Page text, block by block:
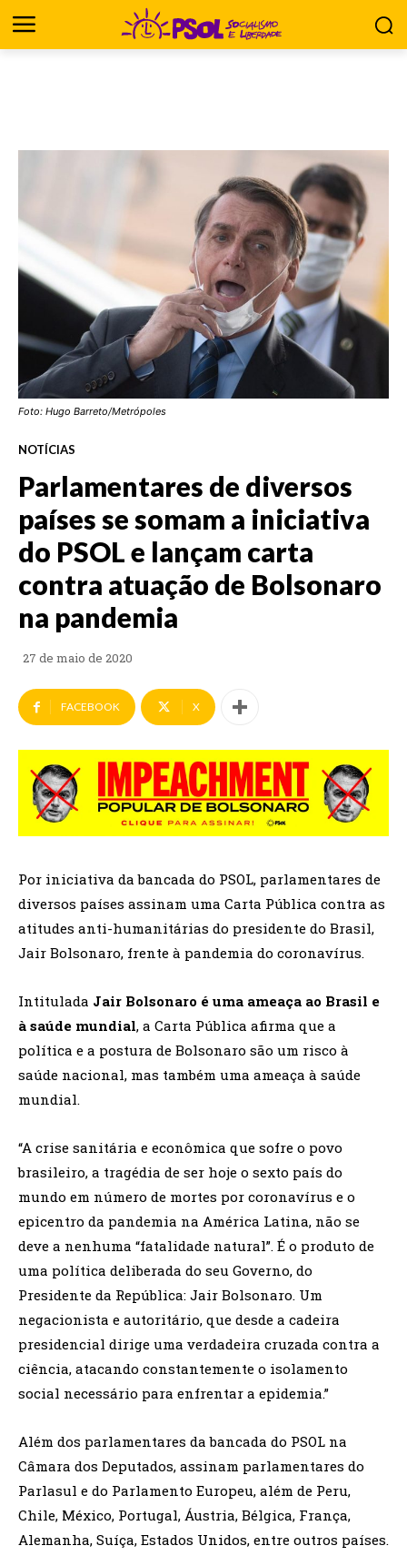
Foto: Hugo Barreto/Metrópoles
NOTÍCIAS
Parlamentares de diversos
países se somam a iniciativa
do PSOL e lançam carta
contra atuação de Bolsonaro
na pandemia
27 de maio de 2020
FACEBOOK X
Por iniciativa da bancada do PSOL, parlamentares de
diversos países assinam uma Carta Pública contra as
atitudes anti-humanitárias do presidente do Brasil,
Jair Bolsonaro, frente à pandemia do coronavírus.
Intitulada Jair Bolsonaro é uma ameaça ao Brasil e
à saúde mundial, a Carta Pública afirma que a
política e a postura de Bolsonaro são um risco à
saúde nacional, mas também uma ameaça à saúde
mundial.
“A crise sanitária e econômica que sofre o povo
brasileiro, a tragédia de ser hoje o sexto país do
mundo em número de mortes por coronavírus e o
epicentro da pandemia na América Latina, não se
deve a nenhuma “fatalidade natural”. É o produto de
uma política deliberada do seu Governo, do
Presidente da República: Jair Bolsonaro. Um
negacionista e autoritário, que desde a cadeira
presidencial dirige uma verdadeira cruzada contra a
ciência, atacando constantemente o isolamento
social necessário para enfrentar a epidemia.”
Além dos parlamentares da bancada do PSOL na
Câmara dos Deputados, assinam parlamentares do
Parlasul e do Parlamento Europeu, além de Peru,
Chile, México, Portugal, Áustria, Bélgica, França,
Alemanha, Suíça, Estados Unidos, entre outros países.